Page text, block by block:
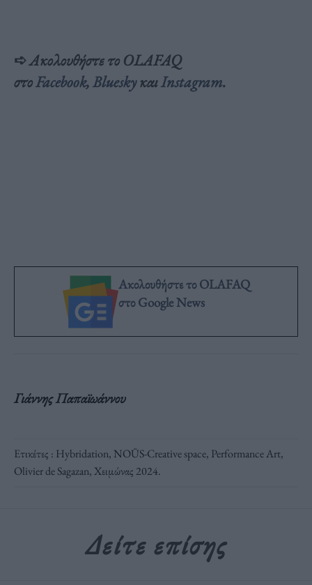
➪Ακολουθήστε το OLAFAQ
στοFacebook,BlueskyκαιInstagram.
Ακολουθήστε το OLAFAQ
στο Google News
Γιάννης Παπαϊωάννου
Ετικέτες : Hybridation, NOŪS-Creative space, Performance Art,
Οlivier de Sagazan,Χειμώνας 2024.
Δείτε επίσης